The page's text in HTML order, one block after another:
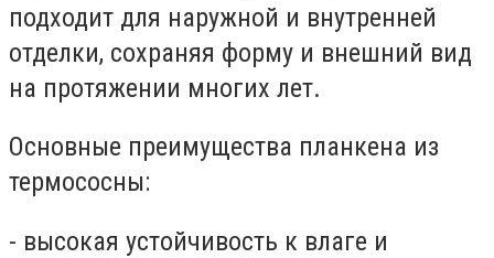
подходит для наружной и внутренней
отделки, сохраняя форму и внешний вид
на протяжении многих лет.
Основные преимущества планкена из
термососны:
- высокая устойчивость к влаге и